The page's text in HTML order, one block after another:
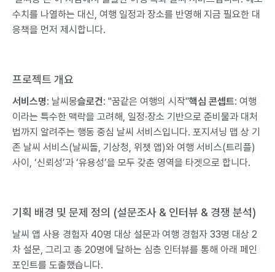
수치를 나열하는 대신, 여행 일정과 장소를 반영해 지금 필요한 대
응책을 먼저 제시합니다.
프로젝트 개요
서비스명: 날씨몽슬로건: "꿈같은 여행의 시작"핵심 콘셉트: 여행
이라는 특수한 맥락을 고려해, 일정·장소 기반으로 준비물과 대처
법까지 알려주는 행동 중심 날씨 서비스입니다. 포지셔닝 맵 상 기
존 날씨 서비스(날씨돌, 기상청, 위젯 앱)와 여행 서비스(트리플)
사이, ‘신뢰성’과 ‘유용성’을 모두 갖춘 영역을 타겟으로 합니다.
기획 배경 및 문제 정의 (설문조사 & 인터뷰 & 경쟁 분석)
날씨 앱 사용 경험자 40명 대상 설문과 여행 경험자 33명 대상 2
차 설문, 그리고 총 20명에 달하는 심층 인터뷰를 통해 아래 페인
포인트를 도출했습니다.